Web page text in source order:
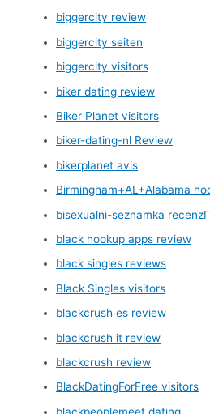
biggercity review
biggercity seiten
biggercity visitors
biker dating review
Biker Planet visitors
biker-dating-nl Review
bikerplanet avis
Birmingham+AL+Alabama
bisexualni-seznamka recenzГ­
black hookup apps review
black singles reviews
Black Singles visitors
blackcrush es review
blackcrush it review
blackcrush review
BlackDatingForFree visitors